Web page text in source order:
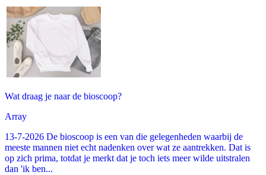
Wat draag je naar de bioscoop?
Array
13-7-2026 De bioscoop is een van die gelegenheden waarbij de
meeste mannen niet echt nadenken over wat ze aantrekken. Dat is
op zich prima, totdat je merkt dat je toch iets meer wilde uitstralen
dan 'ik ben...